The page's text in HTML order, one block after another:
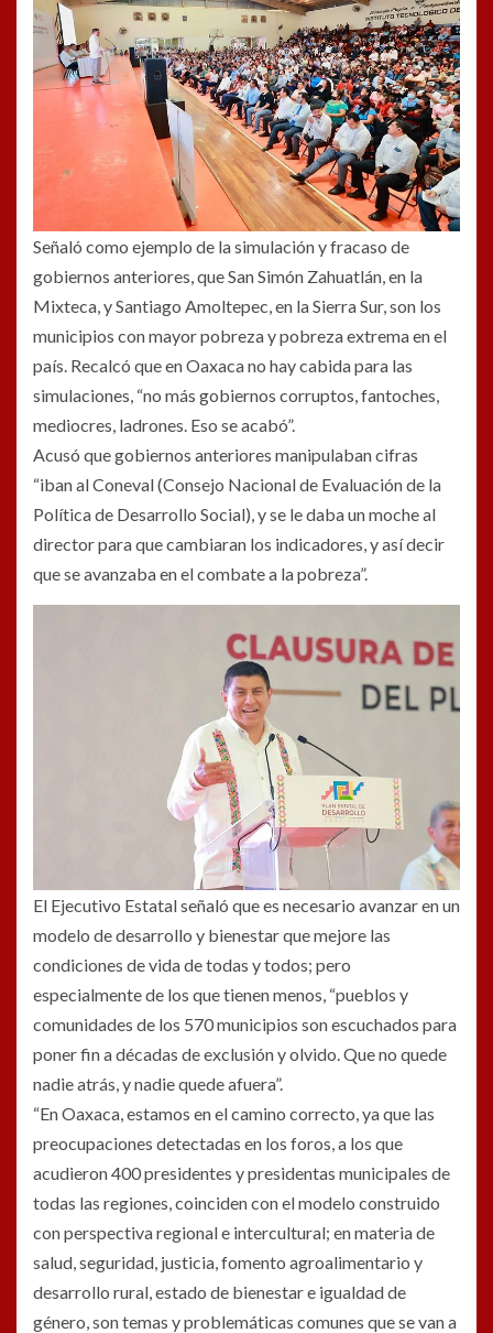
Señaló como ejemplo de la simulación y fracaso de
gobiernos anteriores, que San Simón Zahuatlán, en la
Mixteca, y Santiago Amoltepec, en la Sierra Sur, son los
municipios con mayor pobreza y pobreza extrema en el
país. Recalcó que en Oaxaca no hay cabida para las
simulaciones, “no más gobiernos corruptos, fantoches,
mediocres, ladrones. Eso se acabó”.
Acusó que gobiernos anteriores manipulaban cifras
“iban al Coneval (Consejo Nacional de Evaluación de la
Política de Desarrollo Social), y se le daba un moche al
director para que cambiaran los indicadores, y así decir
que se avanzaba en el combate a la pobreza”.
El Ejecutivo Estatal señaló que es necesario avanzar en un
modelo de desarrollo y bienestar que mejore las
condiciones de vida de todas y todos; pero
especialmente de los que tienen menos, “pueblos y
comunidades de los 570 municipios son escuchados para
poner fin a décadas de exclusión y olvido. Que no quede
nadie atrás, y nadie quede afuera”.
“En Oaxaca, estamos en el camino correcto, ya que las
preocupaciones detectadas en los foros, a los que
acudieron 400 presidentes y presidentas municipales de
todas las regiones, coinciden con el modelo construido
con perspectiva regional e intercultural; en materia de
salud, seguridad, justicia, fomento agroalimentario y
desarrollo rural, estado de bienestar e igualdad de
género, son temas y problemáticas comunes que se van a